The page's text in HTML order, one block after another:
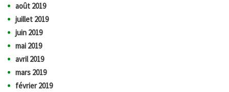
août 2019
juillet 2019
juin 2019
mai 2019
avril 2019
mars 2019
février 2019